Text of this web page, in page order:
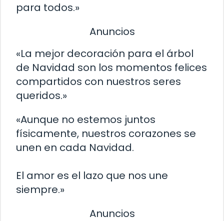
para todos.»
Anuncios
«La mejor decoración para el árbol
de Navidad son los momentos felices
compartidos con nuestros seres
queridos.»
«Aunque no estemos juntos
físicamente, nuestros corazones se
unen en cada Navidad.
El amor es el lazo que nos une
siempre.»
Anuncios